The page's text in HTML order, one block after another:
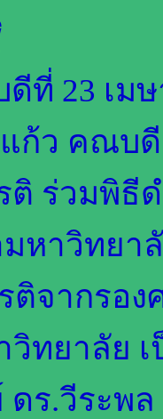
ที่ 23 เม
แก้ว คณบ
ติ ร่วมพิ
หาวิทยา
ติจากรอ
ทยาลัย
ดร.วีระพ